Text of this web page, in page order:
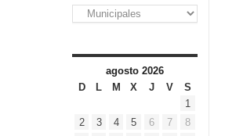
Categorías
agosto 2026
D
L M X J V
S
1
2
3 4 5 6 7
8